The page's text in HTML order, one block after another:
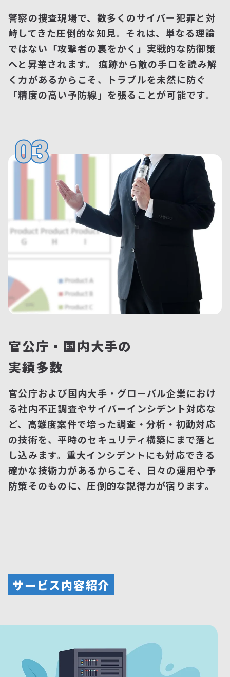
警察の捜査現場で、数多くのサイバー犯罪と対
峙してきた圧倒的な知見。それは、単なる理論
ではない「攻撃者の裏をかく」実戦的な防御策
へと昇華されます。 痕跡から敵の手口を読み解
く力があるからこそ、トラブルを未然に防ぐ
「精度の高い予防線」を張ることが可能です。
03
03
官公庁・国内大手の
実績多数
官公庁および国内大手・グローバル企業におけ
る社内不正調査やサイバーインシデント対応な
ど、高難度案件で培った調査・分析・初動対応
の技術を、平時のセキュリティ構築にまで落と
し込みます。重大インシデントにも対応できる
確かな技術力があるからこそ、日々の運用や予
防策そのものに、圧倒的な説得力が宿ります。
サービス内容紹介